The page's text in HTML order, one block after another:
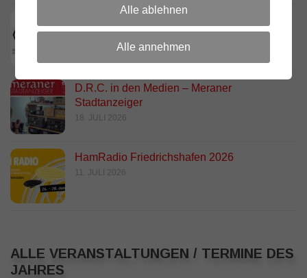
23. JULI 2026
D.R.C. in den Medien – Meraner
Stadtanzeiger
18. JULI 2026
HamRadio Friedrichshafen 2026
11. JULI 2026
ALLE VERANSTALTUNGEN / TERMINE DES
JAHRES
Alle ablehnen
Alle annehmen